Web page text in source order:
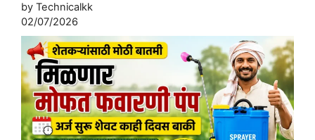
by Technicalkk
02/07/2026